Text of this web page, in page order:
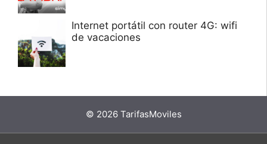
Internet portátil con router 4G: wifi
de vacaciones
© 2026 TarifasMoviles